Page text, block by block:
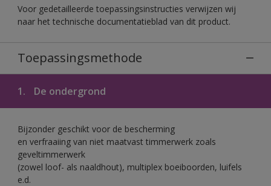
Voor gedetailleerde toepassingsinstructies verwijzen wij
naar het technische documentatieblad van dit product.
Toepassingsmethode
1. De ondergrond
Bijzonder geschikt voor de bescherming
en verfraaiing van niet maatvast timmerwerk zoals
geveltimmerwerk
(zowel loof- als naaldhout), multiplex boeiboorden, luifels
e.d.